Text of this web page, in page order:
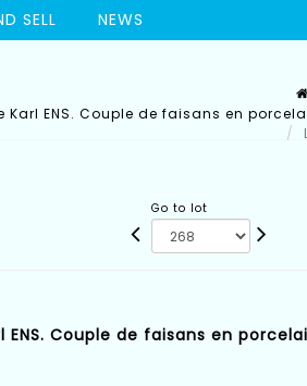
SELL NEWS
Karl ENS. Couple de faisans en
Go to lot
ENS. Couple de faisans en